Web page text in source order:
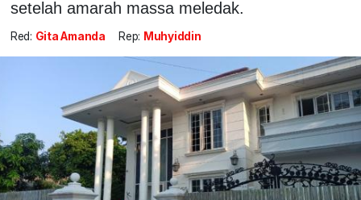
setelah amarah massa meledak.
Red: Gita Amanda Rep: Muhyiddin